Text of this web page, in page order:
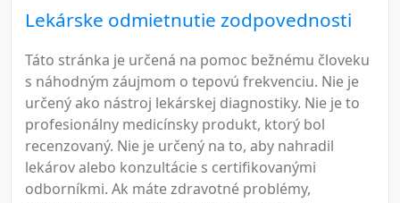
Lekárske odmietnutie zodpovednosti
Táto stránka je určená na pomoc bežnému človeku
s náhodným záujmom o tepovú frekvenciu. Nie je
určený ako nástroj lekárskej diagnostiky. Nie je to
profesionálny medicínsky produkt, ktorý bol
recenzovaný. Nie je určený na to, aby nahradil
lekárov alebo konzultácie s certifikovanými
odborníkmi. Ak máte zdravotné problémy,